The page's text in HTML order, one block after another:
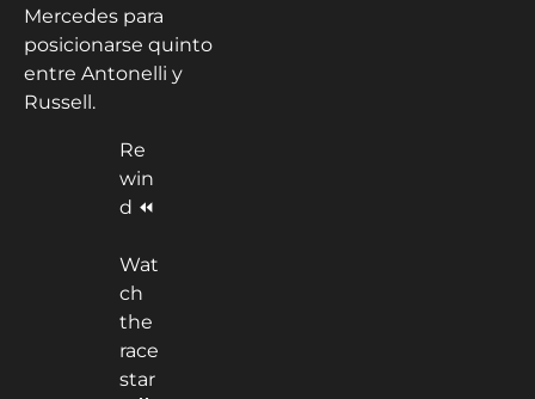
Mercedes para
posicionarse quinto
entre Antonelli y
Russell.
Re
win
d ⏪
Wat
ch
the
race
star